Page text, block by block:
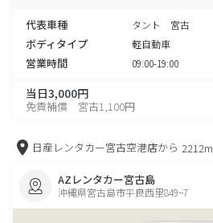
代表車種 タント 宮古
ボディタイプ 軽自動車
営業時間 09:00-19:00
当日3,000円
免責補償 宮古1,100円
日産レンタカー宮古空港店から 2212m
AZレンタカー宮古島
沖縄県宮古島市平良西里849−7